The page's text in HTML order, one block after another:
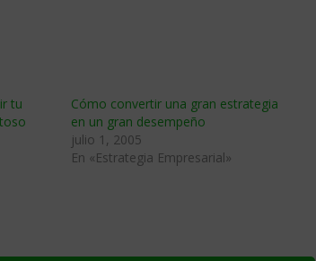
tu
Cómo convertir una gran estrategia
en un gran desempeño
julio 1, 2005
En «Estrategia Empresarial»